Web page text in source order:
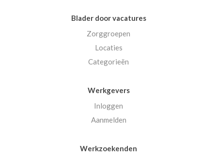
Blader door vacatures
Zorggroepen
Locaties
Categorieën
Werkgevers
Inloggen
Aanmelden
Werkzoekenden